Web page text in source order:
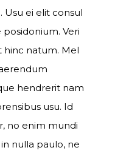
Usu ei elit consul
Veri
hinc natum. Mel
hendrerit nam
usu. Id
no enim mundi
nulla paulo, ne